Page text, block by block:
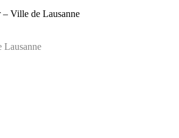
Lausanne
Ville de Lausanne